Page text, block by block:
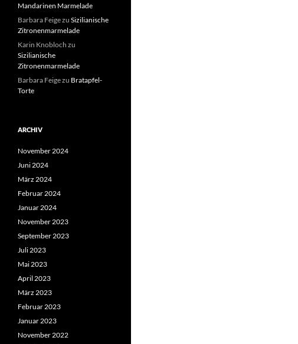
Mandarinen Marmelade
Barbara Feigezu Sizilianische
Zitronenmarmelade
Karin Knobloch zu
Sizilianische
Zitronenmarmelade
Barbara Feigezu Bratapfel-
Torte
ARCHIV
November 2024
Juni 2024
März 2024
Februar 2024
Januar 2024
November 2023
September 2023
Juli 2023
Mai 2023
April 2023
März 2023
Februar 2023
Januar 2023
November 2022